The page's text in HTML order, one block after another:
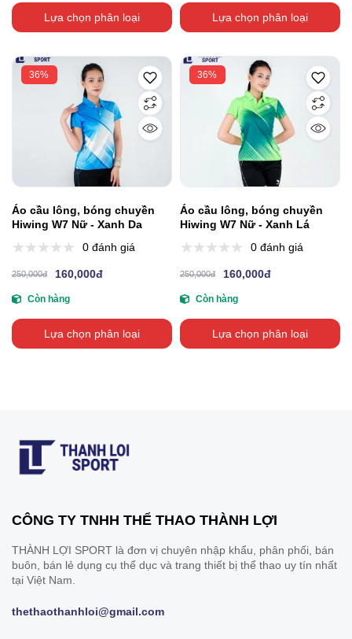
Lựa chọn phân loại Lựa chọn phân loại
36%
Áo cầu lông, bóng chuyền
Hiwing W7 Nữ - Xanh Da
0 đánh giá
250,000đ 160,000đ
Còn hàng
Lựa chọn phân loại
36%
Áo cầu lông, bóng chuyền
Hiwing W7 Nữ - Xanh Lá
0 đánh giá
250,000đ 160,000đ
Còn hàng
Lựa chọn phân loại
CÔNG TY TNHH THỂ THAO THÀNH LỢI
THÀNH LỢI SPORT là đơn vị chuyên nhập khẩu, phân phối, bán
buôn, bán lẻ dụng cụ thể dục và trang thiết bị thể thao uy tín nhất
tại Việt Nam.
thethaothanhloi@gmail.com